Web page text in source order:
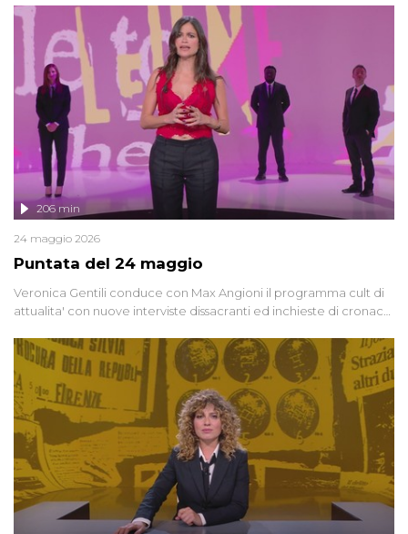
giudiziarie più discusse degli ultimi anni. Lo speciale ricostruisce la
vicenda mettendo in fila testimonianze, errori, dettagli
controversi e i protagonisti di un'indagine che sembra non avere
fine.
Puntata del 24 maggio
206 min
24 maggio 2026
Veronica Gentili conduce con Max Angioni il programma cult di
attualita' con nuove interviste dissacranti ed inchieste di cronaca